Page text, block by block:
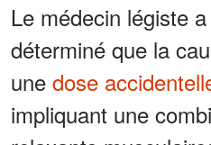
Le médecin légiste
déterminé que la
une dose
impliquant une